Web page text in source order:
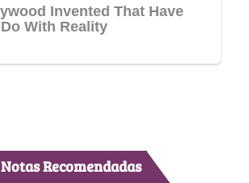
Notas Recomendadas